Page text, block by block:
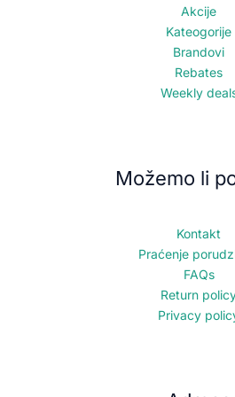
Akcije
Kateogorije
Brandovi
Rebates
Weekly
Možemo li
Kontakt
Praćenje
FAQs
Return
Privacy